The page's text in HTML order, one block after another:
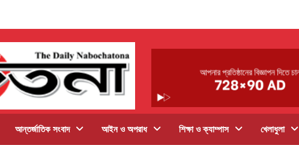
আন্তর্জাতিক সংবাদ আইন ও অপরাধ শিক্ষা ও ক্যাম্পাস খেলাধুলা